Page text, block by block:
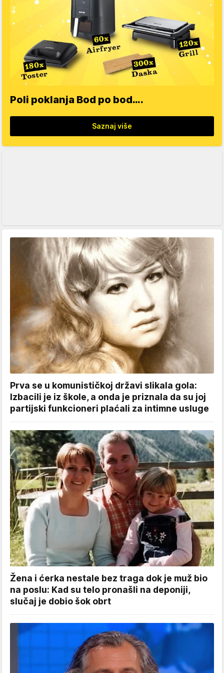
Poli poklanja Bod po bod….
Saznaj više
Prva se u komunističkoj državi slikala gola:
Izbacili je iz škole, a onda je priznala da su joj
partijski funkcioneri plaćali za intimne usluge
Žena i ćerka nestale bez traga dok je muž bio
na poslu: Kad su telo pronašli na deponiji,
slučaj je dobio šok obrt